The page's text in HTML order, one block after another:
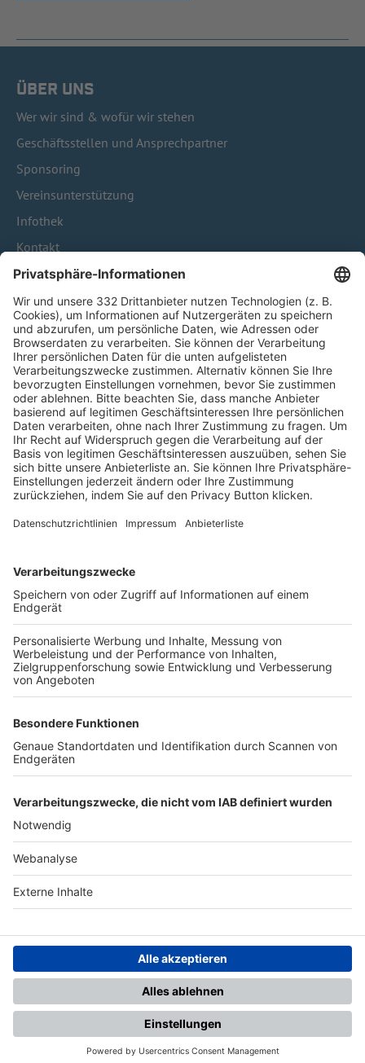
ÜBER UNS
Wer wir sind & wofür wir stehen
Geschäftsstellen und Ansprechpartner
Sponsoring
Vereinsunterstützung
Infothek
Kontakt
HÄUFIG BESUCHTE SEITEN
Pässe und Vereinswechsel
Trainerausbildung
Schulungsangebot Vereinsmitarbeiter
BFV-Geschäftsstellen
Trainerbörse
Login SpielPlus
FOLGE DEM BFV
TOP-VEREINE
TOP-PARTNER
Nutzungsbedingungen Datenschutz Impressum